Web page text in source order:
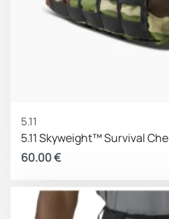
5.11
5.11 Skyweight™ Survival
60.00€